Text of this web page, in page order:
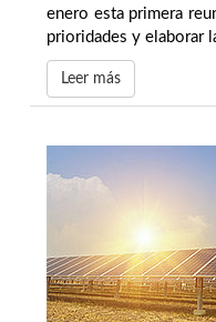
enero esta primera
prioridades y elaborar
Leer más